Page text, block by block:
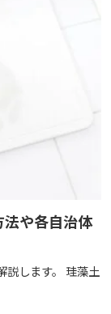
や各自治体
説します。 珪藻土